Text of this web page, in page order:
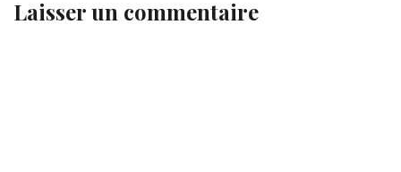
Laisser un commentaire